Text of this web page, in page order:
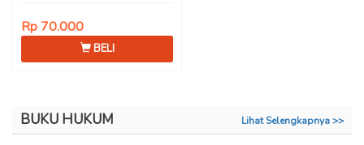
Rp 70.000
BELI
BUKU HUKUM Lihat Selengkapnya >>